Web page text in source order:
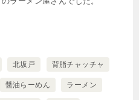
北坂戸 背脂チャッチャ
醤油らーめん ラーメン